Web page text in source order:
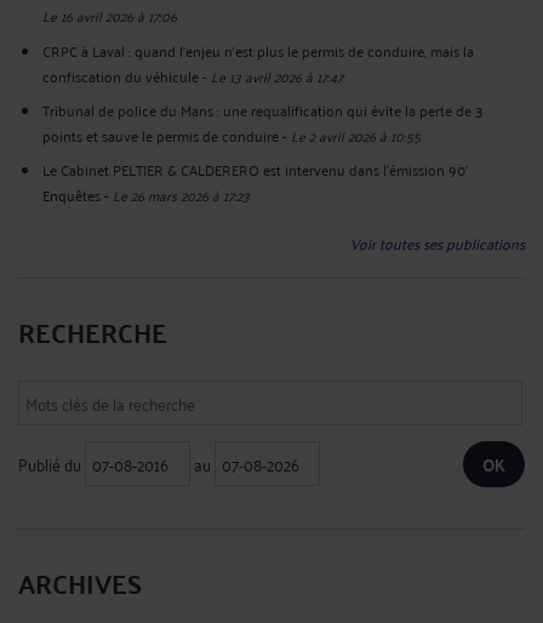
Le 16 avril 2026 à 17:06
CRPC à Laval : quand l’enjeu n’est plus le permis de conduire, mais la
confiscation du véhicule- Le 13 avril 2026 à 17:47
Tribunal de police du Mans : une requalification qui évite la perte de 3
points et sauve le permis de conduire- Le 2 avril 2026 à 10:55
Le Cabinet PELTIER & CALDERERO est intervenu dans l’émission 90’
Enquêtes- Le 26 mars 2026 à 17:23
Voir toutes ses publications
RECHERCHE
Publié du au
ARCHIVES